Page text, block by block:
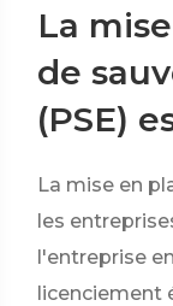
La
de
(PSE)
La mise en
les
l'entreprise
licenciement